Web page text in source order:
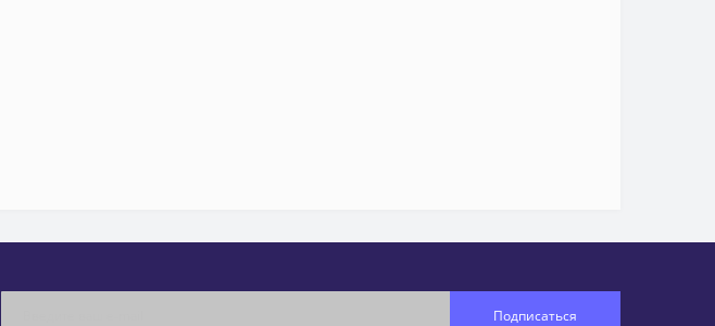
Подписаться